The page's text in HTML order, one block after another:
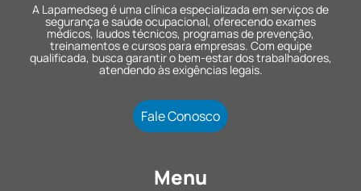
A Lapamedseg é uma clínica especializada em serviços de
segurança e saúde ocupacional, oferecendo exames
médicos, laudos técnicos, programas de prevenção,
treinamentos e cursos para empresas. Com equipe
qualificada, busca garantir o bem-estar dos trabalhadores,
atendendo às exigências legais.
Fale Conosco
Menu